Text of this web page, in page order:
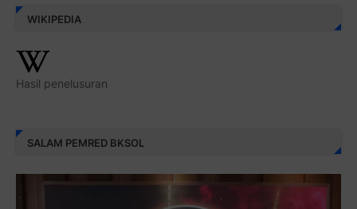
WIKIPEDIA
Hasil penelusuran
SALAM PEMRED BKSOL